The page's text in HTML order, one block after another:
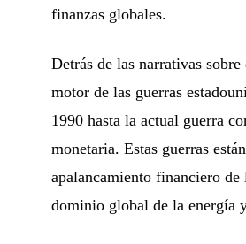
finanzas globales.
Detrás de las narrativas
motor de las guerras
1990 hasta la actual guerra
monetaria. Estas guerras
apalancamiento financiero de
dominio global de la energía